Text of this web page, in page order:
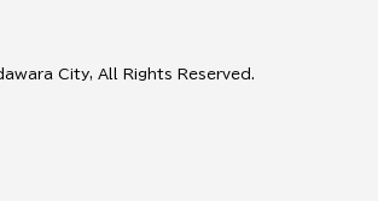
City, All Rights Reserved.